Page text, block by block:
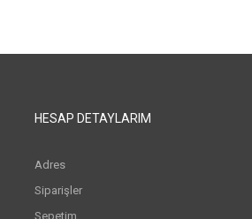
HESAP DETAYLARIM
Adres
Siparişler
Sepetim